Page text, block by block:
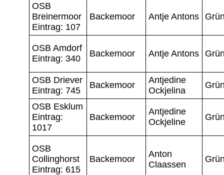
OSB
Breinermoor
Eintrag: 107
Backemoor Antje Antons
OSB Amdorf
Eintrag: 340
Backemoor Antje Antons
OSB Driever
Eintrag: 745
Backemoor
Antjedine
Ockjelina
OSB Esklum
Eintrag:
1017
Backemoor
Antjedine
Ockjeline
OSB
Collinghorst
Eintrag: 615
Backemoor
Anton
Claassen